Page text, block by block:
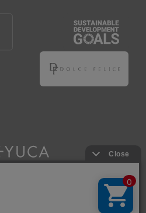
個別規定に違反した場合。
場合においても、当該会員は、
に発生した支払義務等の取引上
務の履行責任を免れないものと
供するアプリ等でサービスを利
登録（以下「仮登録」といいま
9条のポイント付与を受けるこ
利用は行えず、第3条1項の通り
ント利用が行えるようになりま
Co., Ltd. All Rights Reserved.